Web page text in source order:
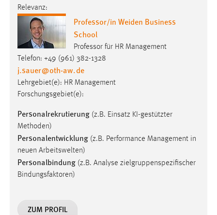
Relevanz:
Professor/in Weiden Business
School
Professor für HR Management
Telefon: +49 (961) 382-1328
j.sauer@oth-aw.de
Lehrgebiet(e): HR Management
Forschungsgebiet(e):
Personalrekrutierung (z.B. Einsatz KI-gestützter
Methoden)
Personalentwicklung (z.B. Performance Management in
neuen Arbeitswelten)
Personalbindung (z.B. Analyse zielgruppenspezifischer
Bindungsfaktoren)
ZUM PROFIL